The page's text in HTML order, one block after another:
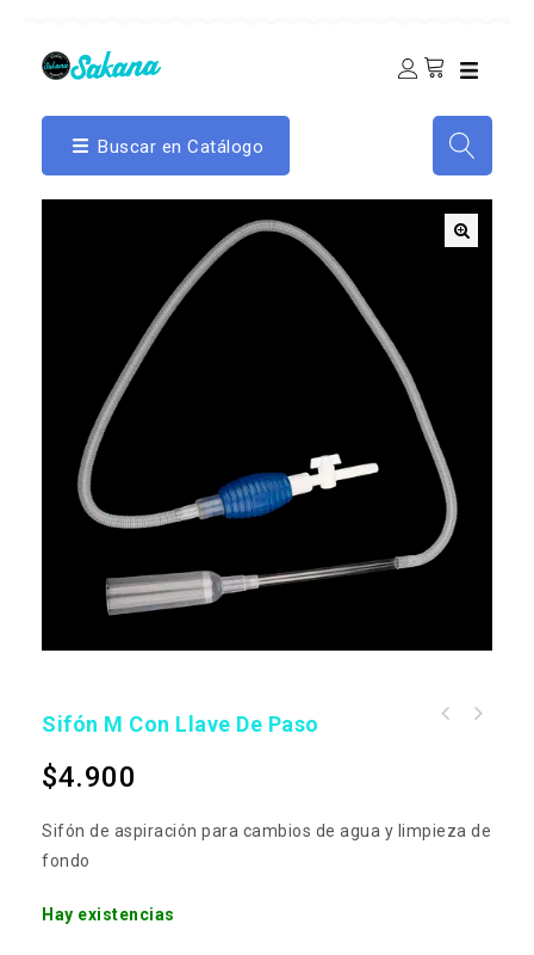
Buscar en Catálogo
Sifón M Con Llave De Paso
$4.900
Sifón de aspiración para cambios de agua y limpieza de
fondo
Hay existencias